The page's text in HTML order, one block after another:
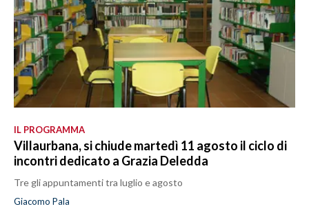
IL PROGRAMMA
Villaurbana, si chiude martedì 11 agosto il ciclo di
incontri dedicato a Grazia Deledda
Tre gli appuntamenti tra luglio e agosto
Giacomo Pala